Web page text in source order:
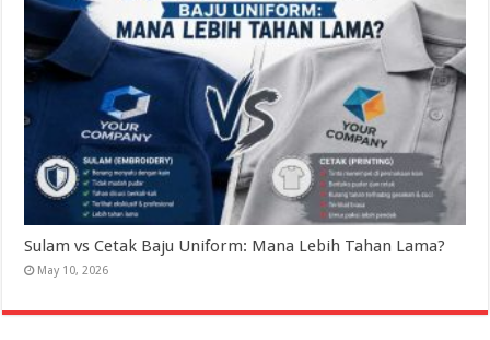
Sulam vs Cetak Baju Uniform: Mana Lebih Tahan Lama?
May 10, 2026